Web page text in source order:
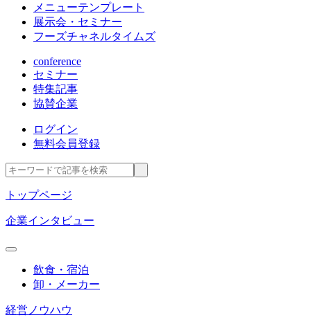
メニューテンプレート
展示会・セミナー
フーズチャネルタイムズ
conference
セミナー
特集記事
協賛企業
ログイン
無料会員登録
トップページ
企業インタビュー
飲食・宿泊
卸・メーカー
経営ノウハウ